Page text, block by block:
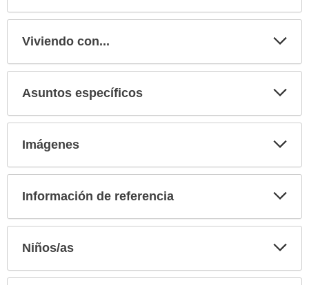
Viviendo con...
Asuntos específicos
Imágenes
Información de referencia
Niños/as